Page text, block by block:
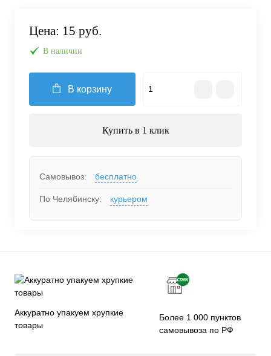
Цена: 15 руб.
В наличии
В корзину
Купить в 1 клик
Самовывоз: бесплатно
По Челябинску: курьером
Аккуратно упакуем хрупкие
товары
Более 1 000 пунктов
самовывоза по РФ